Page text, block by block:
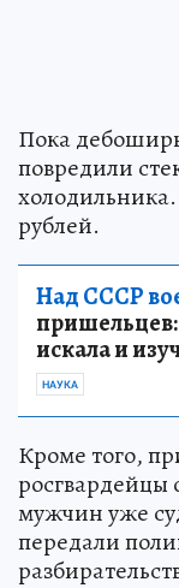
Пока
повредили
рублей.
Над СССР
пришельцев:
искала и
НАУКА
Кроме того,
росгвардейцы
мужчин уже
передали